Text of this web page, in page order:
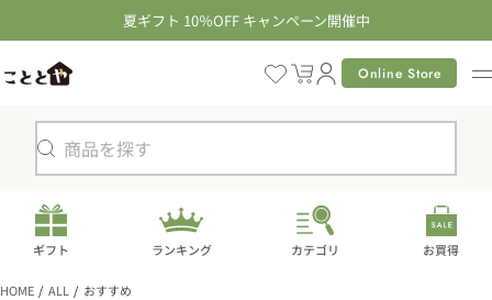
ン
テ
夏ギフト 10％OFF キャンペーン開催中
カ
ー
Online Store
検
ギフト ランキング カテゴリ お買得
HOME ALL おすすめ